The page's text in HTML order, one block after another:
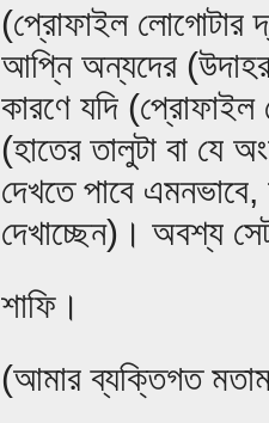
(প্রোফাইল লোগোটার
আপ্নি অন্যদের
কারণে যদি (প্রোফাইল
(হাতের তালুটা বা যে
দেখতে পাবে
দেখাচ্ছেন)। অবশ্য
শাফি।
(আমার ব্যক্তিগত